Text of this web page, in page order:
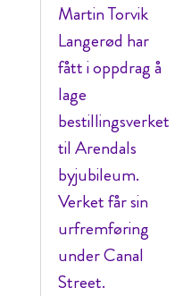
Martin Torvik
Langerød har
fått i oppdrag å
lage
bestillingsverket
til Arendals
byjubileum.
Verket får sin
urfremføring
under Canal
Street.